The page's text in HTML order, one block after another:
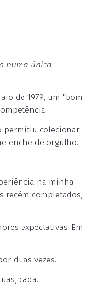
numa única
de 1979, um "bom
permitiu colecionar
enche de orgulho.
na minha
recém completados,
expectativas. Em
duas vezes.
cada.